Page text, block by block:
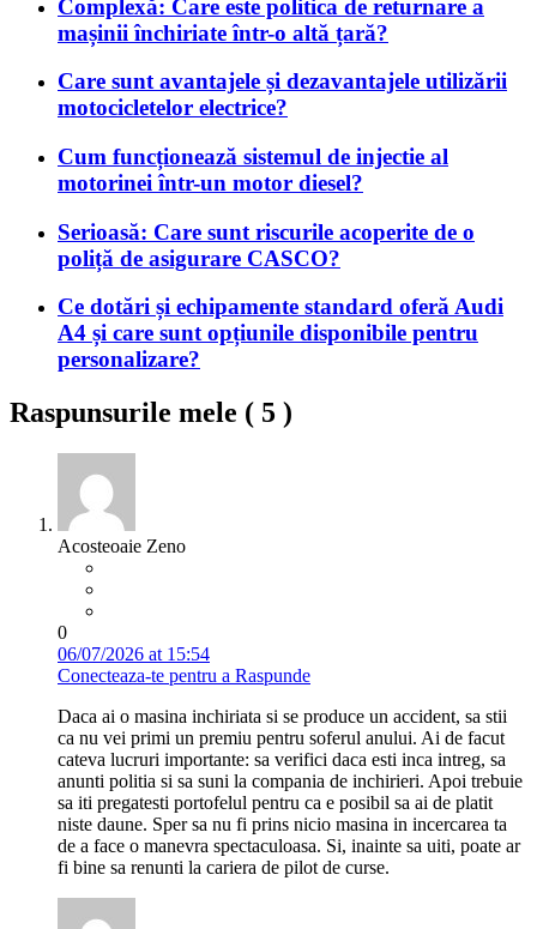
Complexă: Care este politica de returnare a
mașinii închiriate într-o altă țară?
Care sunt avantajele și dezavantajele utilizării
motocicletelor electrice?
Cum funcționează sistemul de injectie al
motorinei într-un motor diesel?
Serioasă: Care sunt riscurile acoperite de o
poliță de asigurare CASCO?
Ce dotări și echipamente standard oferă Audi
A4 și care sunt opțiunile disponibile pentru
personalizare?
Raspunsurile mele ( 5 )
Acosteoaie Zeno
0
06/07/2026 at 15:54
Conecteaza-te pentru a Raspunde
Daca ai o masina inchiriata si se produce un accident, sa stii
ca nu vei primi un premiu pentru soferul anului. Ai de facut
cateva lucruri importante: sa verifici daca esti inca intreg, sa
anunti politia si sa suni la compania de inchirieri. Apoi trebuie
sa iti pregatesti portofelul pentru ca e posibil sa ai de platit
niste daune. Sper sa nu fi prins nicio masina in incercarea ta
de a face o manevra spectaculoasa. Si, inainte sa uiti, poate ar
fi bine sa renunti la cariera de pilot de curse.